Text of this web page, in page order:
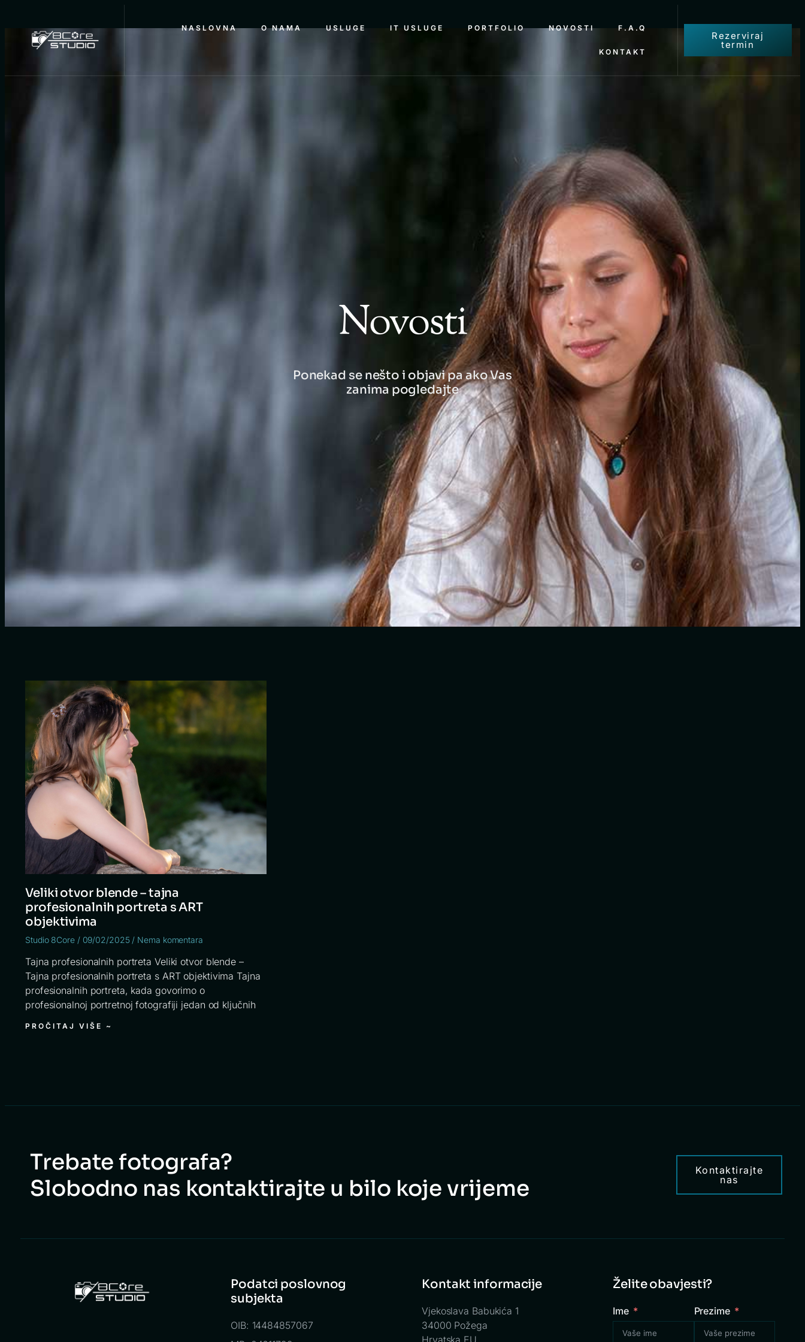
NASLOVNA O NAMA USLUGE IT USLUGE PORTFOLIO NOVOSTI F.A.Q
KONTAKT
Rezerviraj
termin
Novosti
Ponekad se nešto i objavi pa ako Vas
zanima pogledajte
Veliki otvor blende – tajna
profesionalnih portreta s ART
objektivima
Studio 8Core 09/02/2025 Nema komentara
Tajna profesionalnih portreta Veliki otvor blende –
Tajna profesionalnih portreta s ART objektivima Tajna
profesionalnih portreta, kada govorimo o
profesionalnoj portretnoj fotografiji jedan od ključnih
PROČITAJ VIŠE ~
Trebate fotografa?
Slobodno nas kontaktirajte u bilo koje vrijeme
Kontaktirajte
nas
Podatci poslovnog
subjekta
OIB: 14484857067
Kontakt informacije
Vjekoslava Babukića 1
34000 Požega
Hrvatska EU
Želite obavjesti?
Ime Prezime